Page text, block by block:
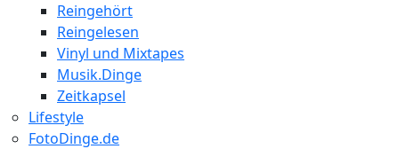
Reingehört
Reingelesen
Vinyl und Mixtapes
Musik.Dinge
Zeitkapsel
Lifestyle
FotoDinge.de